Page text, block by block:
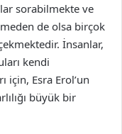
sorabilmekte ve
de olsa birçok
İnsanlar,
kendi
için, Esra Erol’un
büyük bir